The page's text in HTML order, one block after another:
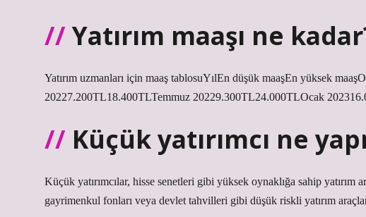
Yatırım maaşı ne
Yatırım uzmanları için maaş tablosuYılEn düşük maaşEn yüksek
20227.200TL18.400TLTemmuz 20229.300TL24.000TLOcak
Küçük yatırımcı ne
Küçük yatırımcılar, hisse senetleri gibi yüksek oynaklığa sahip yatırım
gayrimenkul fonları veya devlet tahvilleri gibi düşük riskli yatırım